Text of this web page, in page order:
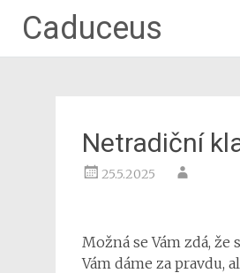
Caduceus
Netradiční
25.5.2025
Možná se Vám zdá,
Vám dáme za pravdu,